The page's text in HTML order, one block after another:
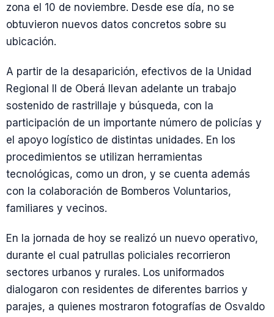
zona el 10 de noviembre. Desde ese día, no se
obtuvieron nuevos datos concretos sobre su
ubicación.
A partir de la desaparición, efectivos de la Unidad
Regional II de Oberá llevan adelante un trabajo
sostenido de rastrillaje y búsqueda, con la
participación de un importante número de policías y
el apoyo logístico de distintas unidades. En los
procedimientos se utilizan herramientas
tecnológicas, como un dron, y se cuenta además
con la colaboración de Bomberos Voluntarios,
familiares y vecinos.
En la jornada de hoy se realizó un nuevo operativo,
durante el cual patrullas policiales recorrieron
sectores urbanos y rurales. Los uniformados
dialogaron con residentes de diferentes barrios y
parajes, a quienes mostraron fotografías de Osvaldo